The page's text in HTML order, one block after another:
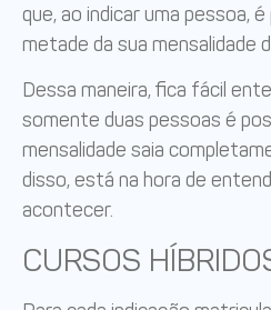
que, ao indicar uma pessoa,
metade da sua mensalidade
Dessa maneira, fica fácil
somente duas pessoas é
mensalidade saia
disso, está na hora de
acontecer.
CURSOS